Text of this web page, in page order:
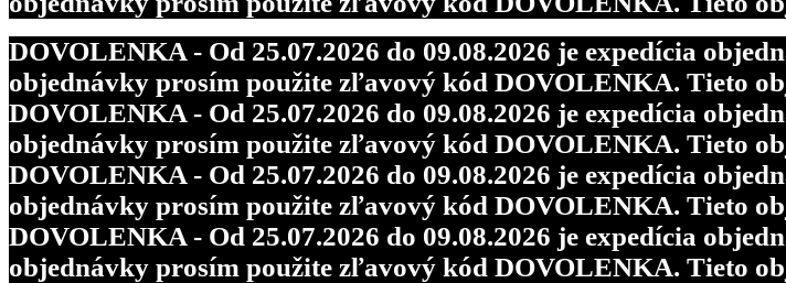
DOVOLENKA - Od 25.07.2026 do 09.08.2026 je expedícia
objednávky prosím použite zľavový kód DOVOLENKA. Tieto
DOVOLENKA - Od 25.07.2026 do 09.08.2026 je expedícia
objednávky prosím použite zľavový kód DOVOLENKA. Tieto
DOVOLENKA - Od 25.07.2026 do 09.08.2026 je expedícia
objednávky prosím použite zľavový kód DOVOLENKA. Tieto
DOVOLENKA - Od 25.07.2026 do 09.08.2026 je expedícia
objednávky prosím použite zľavový kód DOVOLENKA. Tieto